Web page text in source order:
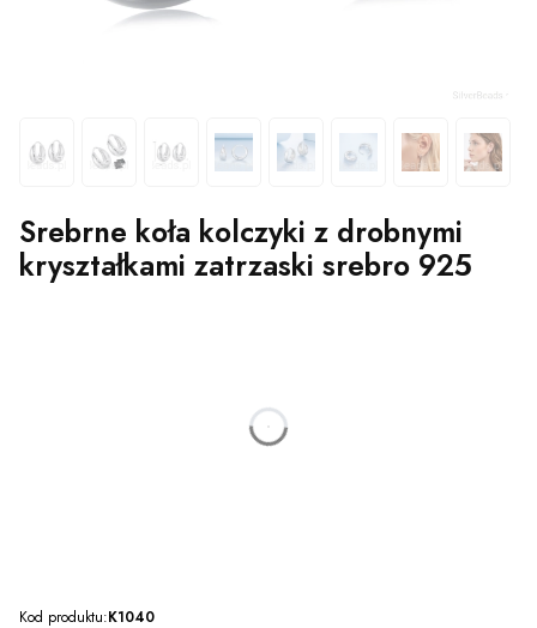
Srebrne koła kolczyki z drobnymi
kryształkami zatrzaski srebro 925
godzin
Kod produktu:K1040